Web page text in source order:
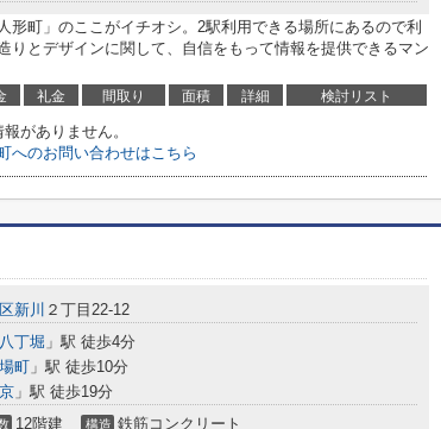
形町」のここがイチオシ。2駅利用できる場所にあるので利
りとデザインに関して、自信をもって情報を提供できるマン
礼金 間取り 面積 詳細 検討リスト
がありません。
へのお問い合わせはこちら
新川 ２丁目22-12
八丁堀 」駅 徒歩4分
町 」駅 徒歩10分
」駅 徒歩19分
12階建 構造 鉄筋コンクリート